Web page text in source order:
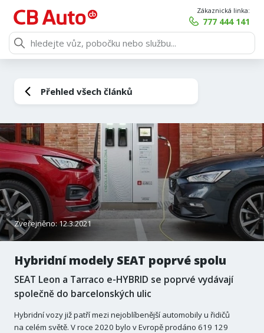
Zákaznická linka:
777 444 141
Přehled všech článků
Zveřejněno: 12.3.2021
Hybridní modely SEAT poprvé spolu
SEAT Leon a Tarraco e-HYBRID se poprvé vydávají
společně do barcelonských ulic
Hybridní vozy již patří mezi nejoblíbenější automobily u řidičů
na celém světě. V roce 2020 bylo v Evropě prodáno 619 129